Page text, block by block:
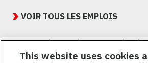
JobsVOIR TOUS LES EMPLOIS
Nous visons à attirer, à mobiliser et à
hautement performante et diversifiée. De
This website uses cookies